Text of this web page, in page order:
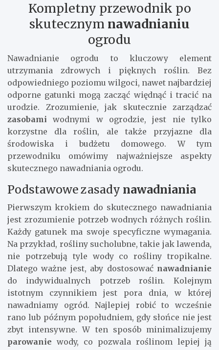
Kompletny przewodnik po
skutecznym nawadnianiu
ogrodu
Nawadnianie ogrodu to kluczowy element
utrzymania zdrowych i pięknych roślin. Bez
odpowiedniego poziomu wilgoci, nawet najbardziej
odporne gatunki mogą zacząć więdnąć i tracić na
urodzie. Zrozumienie, jak skutecznie zarządzać
zasobami wodnymi w ogrodzie, jest nie tylko
korzystne dla roślin, ale także przyjazne dla
środowiska i budżetu domowego. W tym
przewodniku omówimy najważniejsze aspekty
skutecznego nawadniania ogrodu.
Podstawowe zasady nawadniania
Pierwszym krokiem do skutecznego nawadniania
jest zrozumienie potrzeb wodnych różnych roślin.
Każdy gatunek ma swoje specyficzne wymagania.
Na przykład, rośliny sucholubne, takie jak lawenda,
nie potrzebują tyle wody co rośliny tropikalne.
Dlatego ważne jest, aby dostosować nawadnianie
do indywidualnych potrzeb roślin. Kolejnym
istotnym czynnikiem jest pora dnia, w której
nawadniamy ogród. Najlepiej robić to wcześnie
rano lub późnym popołudniem, gdy słońce nie jest
zbyt intensywne. W ten sposób minimalizujemy
parowanie wody, co pozwala roślinom lepiej ją